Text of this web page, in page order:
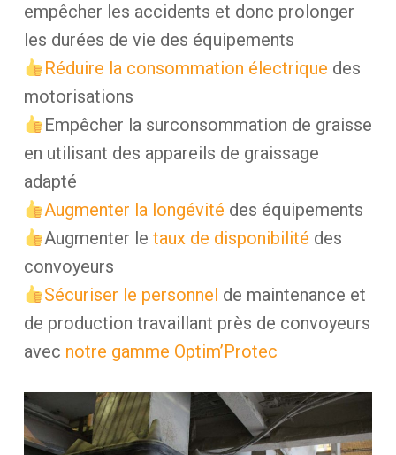
empêcher les accidents et donc prolonger
les durées de vie des équipements
Réduire la consommation électrique des
motorisations
Empêcher la surconsommation de graisse
en utilisant des appareils de graissage
adapté
Augmenter la longévité des équipements
Augmenter le taux de disponibilité des
convoyeurs
Sécuriser le personnel de maintenance et
de production travaillant près de convoyeurs
avec notre gamme Optim’Protec